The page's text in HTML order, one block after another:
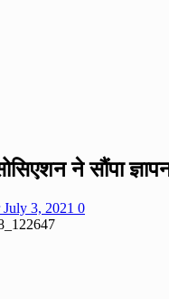
ने सौंपा
July 3, 2021 0